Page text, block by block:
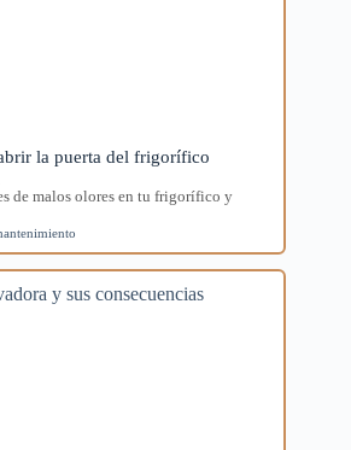
la puerta del frigorífico
de malos olores en tu frigorífico y